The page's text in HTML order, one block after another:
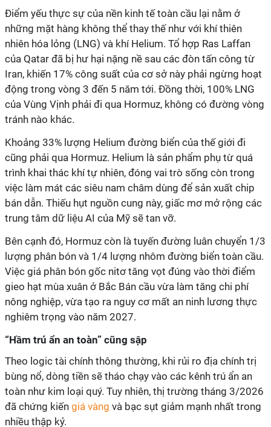
Điểm yếu thực sự của nền kinh tế toàn cầu lại nằm ở
những mặt hàng không thể thay thế như với khí thiên
nhiên hóa lỏng (LNG) và khí Helium. Tổ hợp Ras Laffan
của Qatar đã bị hư hại nặng nề sau các đòn tấn công từ
Iran, khiến 17% công suất của cơ sở này phải ngừng hoạt
động trong vòng 3 đến 5 năm tới. Đồng thời, 100% LNG
của Vùng Vịnh phải đi qua Hormuz, không có đường vòng
tránh nào khác.
Khoảng 33% lượng Helium đường biển của thế giới đi
cũng phải qua Hormuz. Helium là sản phẩm phụ từ quá
trình khai thác khí tự nhiên, đóng vai trò sống còn trong
việc làm mát các siêu nam châm dùng để sản xuất chip
bán dẫn. Thiếu hụt nguồn cung này, giấc mơ mở rộng các
trung tâm dữ liệu AI của Mỹ sẽ tan vỡ.
Bên cạnh đó, Hormuz còn là tuyến đường luân chuyển 1/3
lượng phân bón và 1/4 lượng nhôm đường biển toàn cầu.
Việc giá phân bón gốc nitơ tăng vọt đúng vào thời điểm
gieo hạt mùa xuân ở Bắc Bán cầu vừa làm tăng chi phí
nông nghiệp, vừa tạo ra nguy cơ mất an ninh lương thực
nghiêm trọng vào năm 2027.
“Hầm trú ẩn an toàn” cũng sập
Theo logic tài chính thông thường, khi rủi ro địa chính trị
bùng nổ, dòng tiền sẽ tháo chạy vào các kênh trú ẩn an
toàn như kim loại quý. Tuy nhiên, thị trường tháng 3/2026
đã chứng kiến giá vàng và bạc sụt giảm mạnh nhất trong
nhiều thập kỷ.